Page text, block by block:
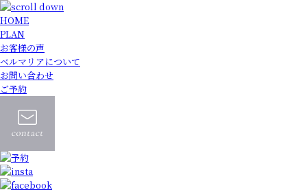
HOME
PLAN
お客様の声
ベルマリアについて
お問い合わせ
ご予約